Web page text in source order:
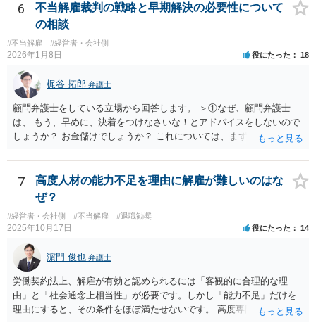
6
不当解雇裁判の戦略と早期解決の必要性について
の相談
#不当解雇 #経営者・会社側
2026年1月8日 役にたった 18
梶谷 拓郎 弁護士
顧問弁護士をしている立場から回答します。 ＞①なぜ、顧問弁護士
は、 もう、早めに、決着をつけなさいな！とアドバイスをしないので
しょうか？ お金儲けでしょうか？ これについては、まず基本的に顧問
件を受任して遂行します。 そしてあなたの言う「早めに、決着をつけ
なさいな！」が意味するところは、「敗訴的和解」ということです
が、それには弁護士報酬はつきませんので、弁護士は確かに儲かりま
せん。 しかし、逆に負け筋の事件をズルズルすることは、着手金を増
額してもらえるわけでもない他方で、弁護士報酬も期待できないた
め、むしろ他の事件処理ができないという意味で弁護士にも損害が増
すことはあっても、基本的に儲かることにはなりません。 控訴審で着
手金をもらうということはありますが、1回限りの関係ではなく顧問の
関係なので、あまり好ましい処理ではありません。 事件終了後、顧問
が切れる可能性があるからです。 つまり、弁護士は、儲かるためでは
なく、顧問会社のためにその意思（それこそ会社の現在及び今後の戦
略）を踏まえたうえで事件を遂行していると推測されます。 ＞②原告
7
高度人材の能力不足を理由に解雇が難しいのはな
ぜ？
#経営者・会社側 #不当解雇 #退職勧奨
2025年10月17日 役にたった 14
濵門 俊也 弁護士
労働契約法上、解雇が有効と認められるには「客観的に合理的な理
由」と「社会通念上相当性」が必要です。しかし「能力不足」だけを
理由にすると、その条件をほぼ満たせないです。 高度専門職であって